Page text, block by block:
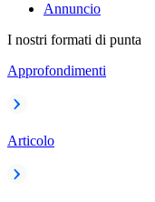
Annuncio
I nostri formati di punta
Approfondimenti
Articolo